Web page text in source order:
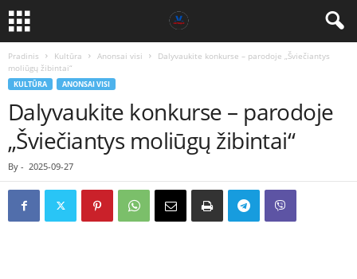
Pradinis Kultūra Anonsai visi
Dalyvaukite konkurse – parodoje „Šviečiantys
moliūgų žibintai“
KULTŪRA ANONSAI VISI
Dalyvaukite konkurse – parodoje
„Šviečiantys moliūgų žibintai“
By - 2025-09-27